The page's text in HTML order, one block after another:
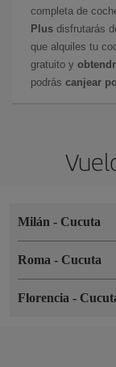
completa de
Plus disfrutarás
que alquiles tu
gratuito y
podrás canjear
Milán - Cucuta
Roma - Cucuta
Florencia -